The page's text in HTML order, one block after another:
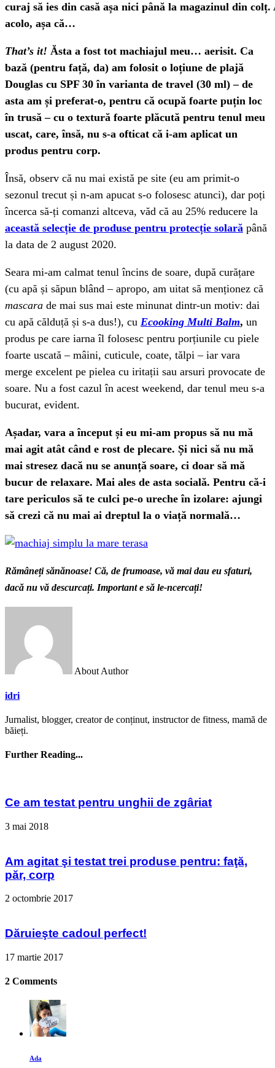
curaj să ies din casă așa nici până la magazinul din
acolo, așa că…
That’s it! Ăsta a fost tot machiajul meu… aerisit. Ca
bază (pentru față, da) am folosit o loțiune de plajă
Douglas cu SPF 30 în varianta de travel (30 ml) – de
asta am și preferat-o, pentru că ocupă foarte puțin loc
în trusă – cu o textură foarte plăcută pentru tenul meu
uscat, care, însă, nu s-a ofticat că i-am aplicat un
produs pentru corp.
Însă, observ că nu mai există pe site (eu am primit-o
sezonul trecut și n-am apucat s-o folosesc atunci), dar poți
încerca să-ți comanzi altceva, văd că au 25% reducere la
această selecție de produse pentru protecție solară până
la data de 2 august 2020.
Seara mi-am calmat tenul încins de soare, după curățare
(cu apă și săpun blând – apropo, am uitat să menționez că
mascara de mai sus mai este minunat dintr-un motiv: dai
cu apă călduță și s-a dus!), cu Ecooking Multi Balm, un
produs pe care iarna îl folosesc pentru porțiunile cu piele
foarte uscată – mâini, cuticule, coate, tălpi – iar vara
merge excelent pe pielea cu iritații sau arsuri provocate de
soare. Nu a fost cazul în acest weekend, dar tenul meu s-a
bucurat, evident.
Așadar, vara a început și eu mi-am propus să nu mă
mai agit atât când e rost de plecare. Și nici să nu mă
mai stresez dacă nu se anunță soare, ci doar să mă
bucur de relaxare. Mai ales de asta socială. Pentru că-i
tare periculos să te culci pe-o ureche în izolare: ajungi
să crezi că nu mai ai dreptul la o viață normală…
Rămâneți sănănoase! Că, de frumoase, vă mai dau eu sfaturi,
dacă nu vă descurcați. Important e să le-ncercați!
About Author
idri
Jurnalist, blogger, creator de conținut, instructor de fitness, mamă de
băieți.
Further Reading...
Ce am testat pentru unghii de zgâriat
3 mai 2018
Am agitat şi testat trei produse pentru: faţă,
păr, corp
2 octombrie 2017
Dăruieşte cadoul perfect!
17 martie 2017
2 Comments
Ada